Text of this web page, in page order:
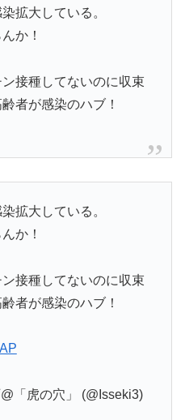
拡大している。
か！
接種してないのに収束
者が感染のハブ！
拡大している。
か！
接種してないのに収束
者が感染のハブ！
「虎の穴」 (@Isseki3)